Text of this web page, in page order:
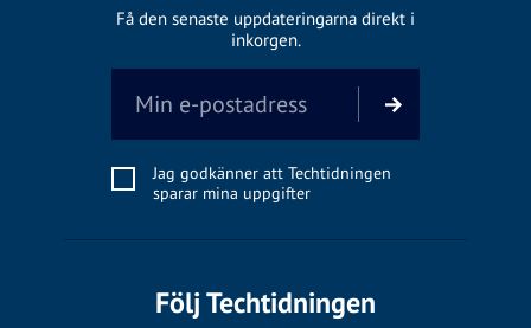
Få den senaste uppdateringarna direkt i
inkorgen.
Jag godkänner att Techtidningen
sparar mina uppgifter
Följ Techtidningen